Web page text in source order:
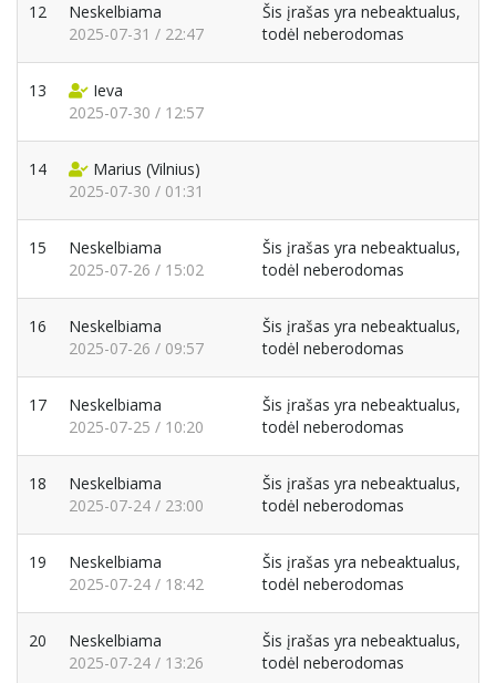
12
Neskelbiama
2025-07-31 / 22:47
Šis įrašas yra nebeaktualus,
todėl neberodomas
13
Ieva
2025-07-30 / 12:57
14 Marius (Vilnius)
2025-07-30 / 01:31
15
Neskelbiama
2025-07-26 / 15:02
Šis įrašas yra nebeaktualus,
todėl neberodomas
16
Neskelbiama
2025-07-26 / 09:57
Šis įrašas yra nebeaktualus,
todėl neberodomas
17
Neskelbiama
2025-07-25 / 10:20
Šis įrašas yra nebeaktualus,
todėl neberodomas
18
Neskelbiama
2025-07-24 / 23:00
Šis įrašas yra nebeaktualus,
todėl neberodomas
19
Neskelbiama
2025-07-24 / 18:42
Šis įrašas yra nebeaktualus,
todėl neberodomas
20
Neskelbiama
2025-07-24 / 13:26
Šis įrašas yra nebeaktualus,
todėl neberodomas